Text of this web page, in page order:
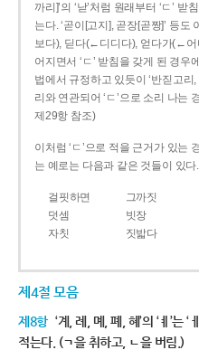
까리]’의 ‘낟’처럼 원래부터 ‘ㄷ’ 받
는다. ‘곧이[고지], 곧장[곧짱]’ 등
보다), 딛다(←디디다), 얻다가(←어
어지면서 ‘ㄷ’ 받침을 갖게 된 경우
법에서 규정하고 있듯이 ‘반짇고리,
리와 연관되어 ‘ㄷ’으로 소리 나는
제29항 참조)
이처럼 ‘ㄷ’으로 적을 근거가 있는
는 예로는 다음과 같은 것들이 있다.
걸핏하면 그까짓
덧셈
빗장
자칫
짓밟다
제4절 모음
제8항 ‘계, 례, 몌, 폐, 혜’의 ‘ㅖ’는
적는다. (ㄱ을 취하고, ㄴ을 버림.)